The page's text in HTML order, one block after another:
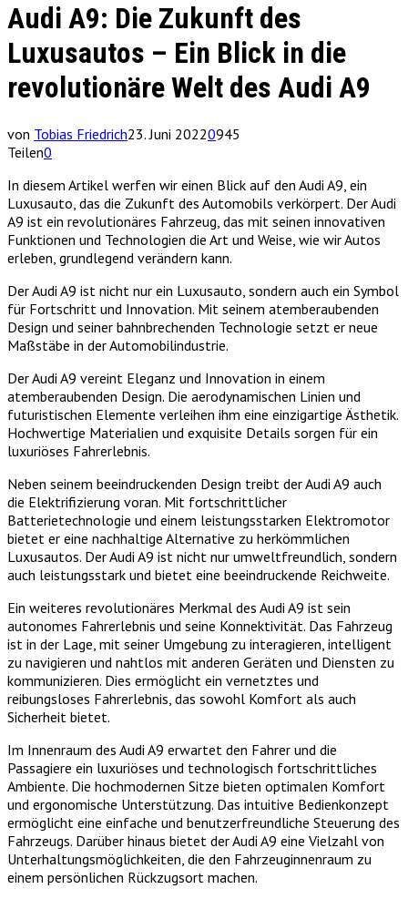
Audi A9: Die Zukunft des
Luxusautos – Ein Blick in die
revolutionäre Welt des Audi A9
von Tobias Friedrich23. Juni 20220945
Teilen0
In diesem Artikel werfen wir einen Blick auf den Audi A9, ein
Luxusauto, das die Zukunft des Automobils verkörpert. Der Audi
A9 ist ein revolutionäres Fahrzeug, das mit seinen innovativen
Funktionen und Technologien die Art und Weise, wie wir Autos
erleben, grundlegend verändern kann.
Der Audi A9 ist nicht nur ein Luxusauto, sondern auch ein Symbol
für Fortschritt und Innovation. Mit seinem atemberaubenden
Design und seiner bahnbrechenden Technologie setzt er neue
Maßstäbe in der Automobilindustrie.
Der Audi A9 vereint Eleganz und Innovation in einem
atemberaubenden Design. Die aerodynamischen Linien und
futuristischen Elemente verleihen ihm eine einzigartige Ästhetik.
Hochwertige Materialien und exquisite Details sorgen für ein
luxuriöses Fahrerlebnis.
Neben seinem beeindruckenden Design treibt der Audi A9 auch
die Elektrifizierung voran. Mit fortschrittlicher
Batterietechnologie und einem leistungsstarken Elektromotor
bietet er eine nachhaltige Alternative zu herkömmlichen
Luxusautos. Der Audi A9 ist nicht nur umweltfreundlich, sondern
auch leistungsstark und bietet eine beeindruckende Reichweite.
Ein weiteres revolutionäres Merkmal des Audi A9 ist sein
autonomes Fahrerlebnis und seine Konnektivität. Das Fahrzeug
ist in der Lage, mit seiner Umgebung zu interagieren, intelligent
zu navigieren und nahtlos mit anderen Geräten und Diensten zu
kommunizieren. Dies ermöglicht ein vernetztes und
reibungsloses Fahrerlebnis, das sowohl Komfort als auch
Sicherheit bietet.
Im Innenraum des Audi A9 erwartet den Fahrer und die
Passagiere ein luxuriöses und technologisch fortschrittliches
Ambiente. Die hochmodernen Sitze bieten optimalen Komfort
und ergonomische Unterstützung. Das intuitive Bedienkonzept
ermöglicht eine einfache und benutzerfreundliche Steuerung des
Fahrzeugs. Darüber hinaus bietet der Audi A9 eine Vielzahl von
Unterhaltungsmöglichkeiten, die den Fahrzeuginnenraum zu
einem persönlichen Rückzugsort machen.